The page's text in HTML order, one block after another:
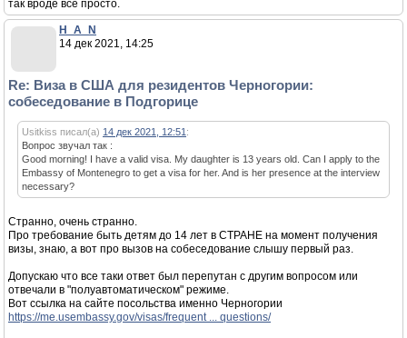
так вроде всё просто.
H_A_N
14 дек 2021, 14:25
Re: Виза в США для резидентов Черногории:
собеседование в Подгорице
Usitkiss писал(а) 14 дек 2021, 12:51 :
Вопрос звучал так :
Good morning! I have a valid visa. My daughter is 13 years old. Can I apply to the
Embassy of Montenegro to get a visa for her. And is her presence at the interview
necessary?
Странно, очень странно.
Про требование быть детям до 14 лет в СТРАНЕ на момент получения
визы, знаю, а вот про вызов на собеседование слышу первый раз.
Допускаю что все таки ответ был перепутан с другим вопросом или
отвечали в "полуавтоматическом" режиме.
Вот ссылка на сайте посольства именно Черногории
https://me.usembassy.gov/visas/frequent ... questions/